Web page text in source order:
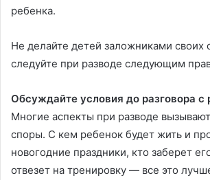
ребенка.
Не делайте детей заложниками своих
следуйте при разводе следующим
Обсуждайте условия до разговора с
Многие аспекты при разводе
споры. С кем ребенок будет жить и
новогодние праздники, кто заберет
отвезет на тренировку — все это